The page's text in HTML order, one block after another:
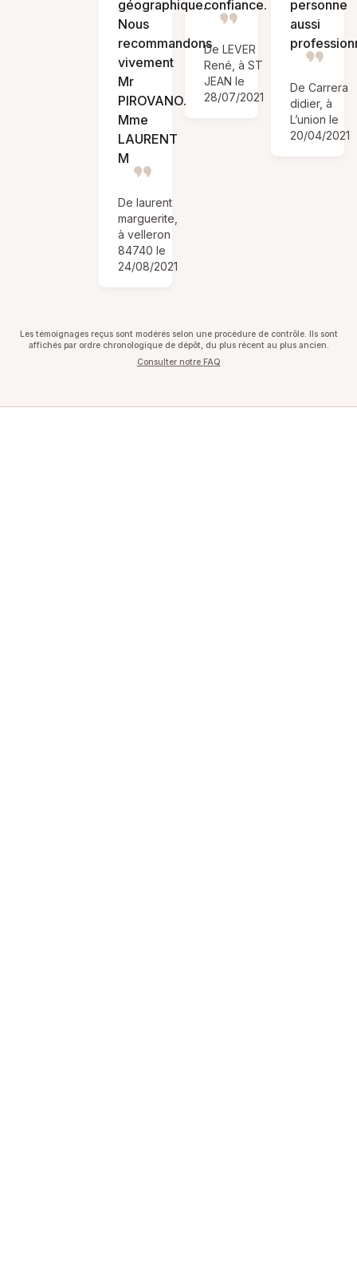
géographique.
Nous
recommandons
vivement
Mr
PIROVANO.
Mme
LAURENT
M
De laurent
marguerite,
à velleron
84740 le
24/08/2021
confiance.
De LEVER
René, à ST
JEAN le
28/07/2021
personne
aussi
De Carrera
didier, à
L’union le
20/04/2021
Les témoignages reçus sont modérés selon une procédure de contrôle. Ils sont
affichés par ordre chronologique de dépôt, du plus récent au plus ancien.
Consulter notre FAQ